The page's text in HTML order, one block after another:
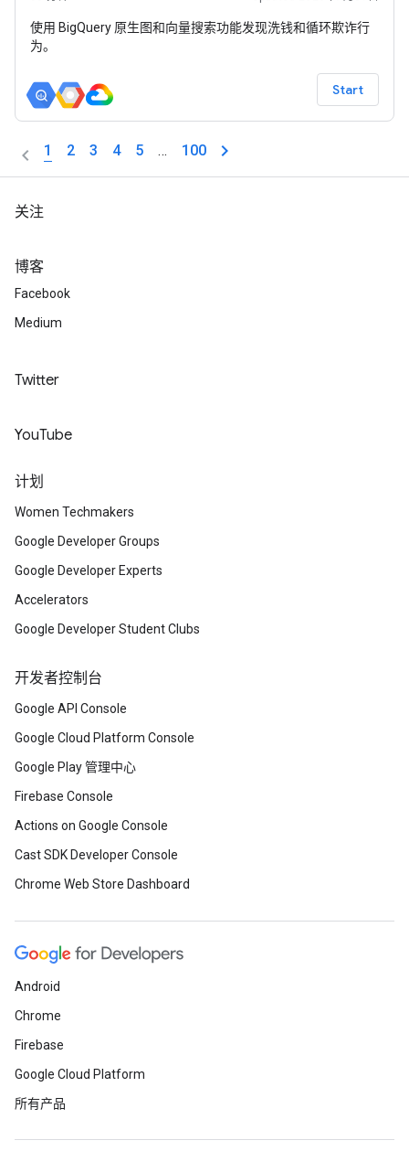
使用 BigQuery 原生图和向量搜索功能发现洗钱和循环欺诈行
为。
Start
1 2 3 4 5 … 100
关注
博客
Facebook
Medium
Twitter
YouTube
计划
Women Techmakers
Google Developer Groups
Google Developer Experts
Accelerators
Google Developer Student Clubs
开发者控制台
Google API Console
Google Cloud Platform Console
Google Play 管理中心
Firebase Console
Actions on Google Console
Cast SDK Developer Console
Chrome Web Store Dashboard
Android
Chrome
Firebase
Google Cloud Platform
所有产品